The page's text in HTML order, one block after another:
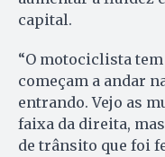
capital.
“O motociclista
começam a andar
entrando. Vejo as
faixa da direita,
de trânsito que foi